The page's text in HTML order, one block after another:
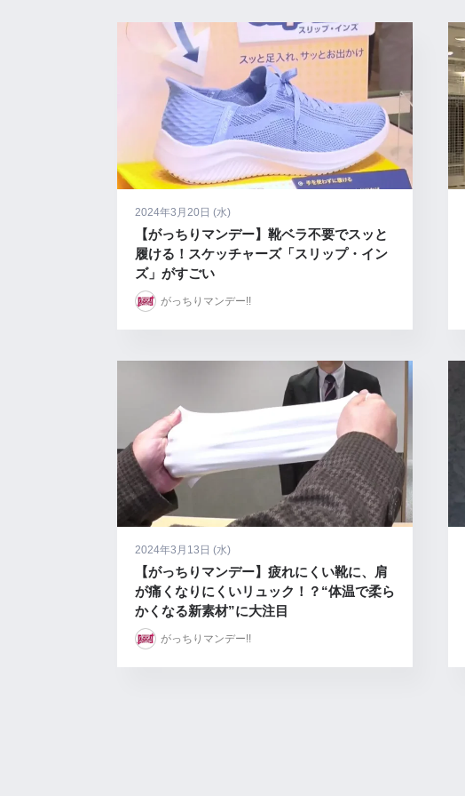
2024年3月20日 (水)
【がっちりマンデー】靴ベラ不要でスッと
履ける！スケッチャーズ「スリップ・イン
ズ」がすごい
がっちりマンデー!!
2024年3月13日 (水)
【がっちりマンデー】疲れにくい靴に、肩
が痛くなりにくいリュック！？“体温で柔ら
かくなる新素材”に大注目
がっちりマンデー!!